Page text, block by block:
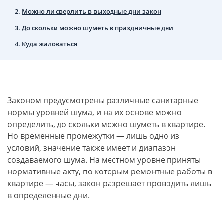
Можно ли сверлить в выходные дни закон
До скольки можно шуметь в праздничные дни
Куда жаловаться
Законом предусмотрены различные санитарные
нормы уровней шума, и на их основе можно
определить, до скольки можно шуметь в квартире.
Но временные промежутки — лишь одно из
условий, значение также имеет и диапазон
создаваемого шума. На местном уровне приняты
нормативные акту, по которым ремонтные работы в
квартире — часы, закон разрешает проводить лишь
в определенные дни.